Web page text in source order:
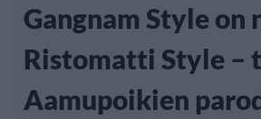
Gangnam Style on
Ristomatti Style –
Aamupoikien